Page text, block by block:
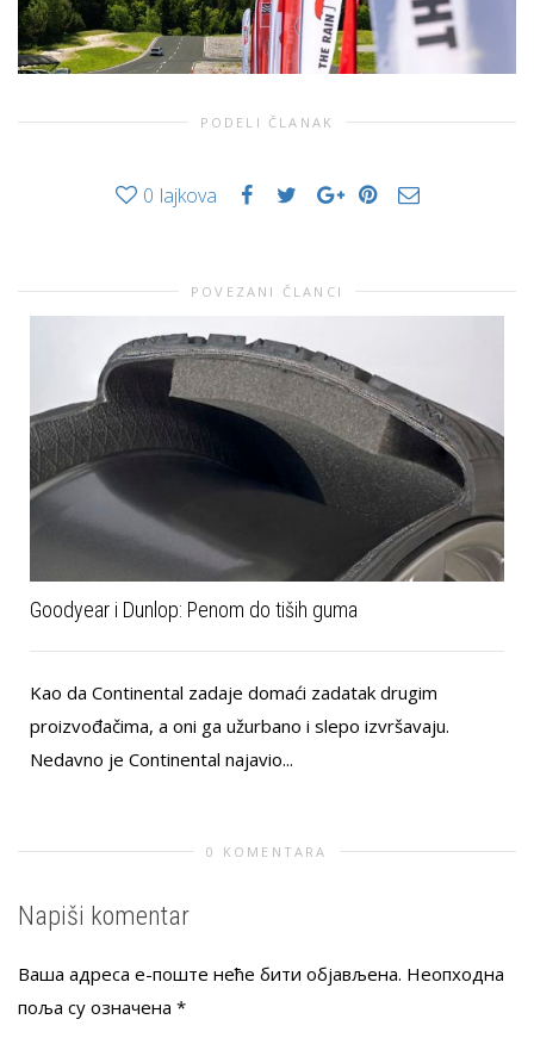
PODELI ČLANAK
0 lajkova
POVEZANI ČLANCI
Goodyear i Dunlop: Penom do tiših guma
Kao da Continental zadaje domaći zadatak drugim
proizvođačima, a oni ga užurbano i slepo izvršavaju.
Nedavno je Continental najavio...
0 KOMENTARA
Napiši komentar
Ваша адреса е-поште неће бити објављена. Неопходна
поља су означена *